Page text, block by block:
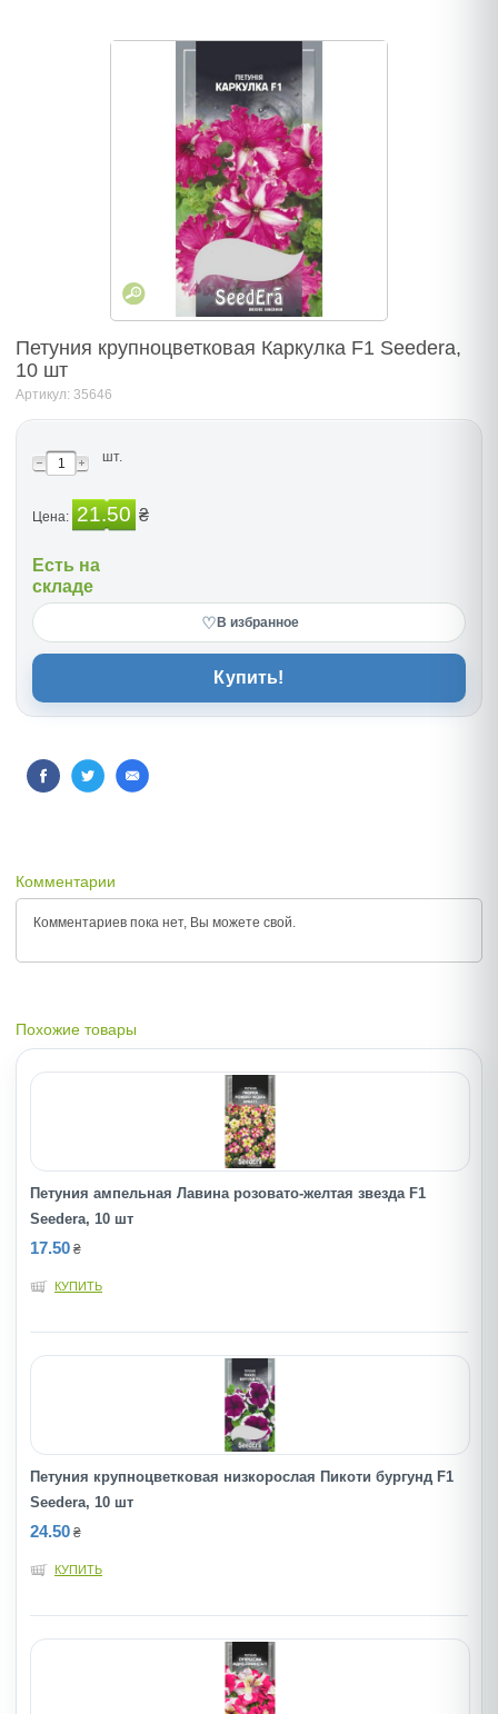
Петуния крупноцветковая Каркулка F1 Seedera,
10 шт
Артикул: 35646
шт.
Цена: 21.50 ₴
Есть на
складе
♡ В избранное
Купить!
Комментарии
Комментариев пока нет, Вы можете свой.
Похожие товары
Петуния ампельная Лавина розовато-желтая звезда F1
Seedera, 10 шт
17.50 ₴
КУПИТЬ
Петуния крупноцветковая низкорослая Пикоти бургунд F1
Seedera, 10 шт
24.50 ₴
КУПИТЬ